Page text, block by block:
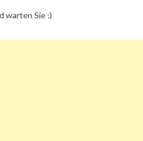
warten Sie :)